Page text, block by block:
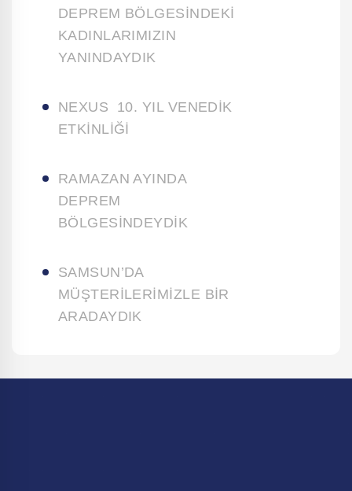
DEPREM BÖLGESİNDEKİ
KADINLARIMIZIN
YANINDAYDIK
NEXUS 10. YIL VENEDİK
ETKİNLİĞİ
RAMAZAN AYINDA
DEPREM
BÖLGESİNDEYDİK
SAMSUN’DA
MÜŞTERİLERİMİZLE BİR
ARADAYDIK